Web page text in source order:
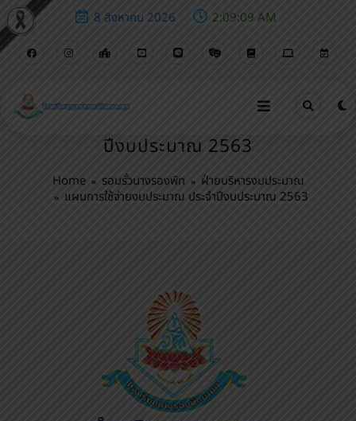
8 สิงหาคม 2026 2:09:10 AM
ปีงบประมาณ 2563
Home รอบรั้วนางรองพิท
ฝ่ายบริหารงบประมาณ
แผนการใช้จ่ายงบประมาณ ประจำปีงบประมาณ 2563